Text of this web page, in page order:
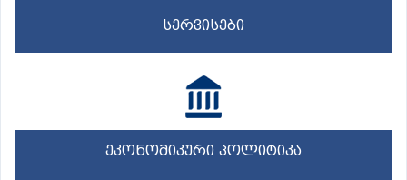
სერვისები
ეკონომიკური პოლიტიკა